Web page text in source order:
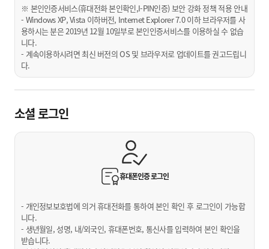
※ 본인인증서비스(휴대전화 본인확인,I-PIN인증) 보안 강화 정책 적용 안내
- Windows XP, Vista 이하버전, Internet Explorer 7.0 이하 브라우저를 사
용하시는 분은 2019년 12월 10일부로 본인인증서비스를 이용하실 수 없습
니다.
- 계속이용하시려면 최신 버전의 OS 및 브라우저로 업데이트를 권고드립니
다.
소셜 로그인
휴대폰인증로그인
- 개인정보보호법에 의거 휴대전화를 통하여 본인 확인 후 로그인이 가능합
니다.
- 생년월일, 성명, 내/외국인, 휴대폰번호, 통신사를 입력하여 본인 확인을
받습니다.